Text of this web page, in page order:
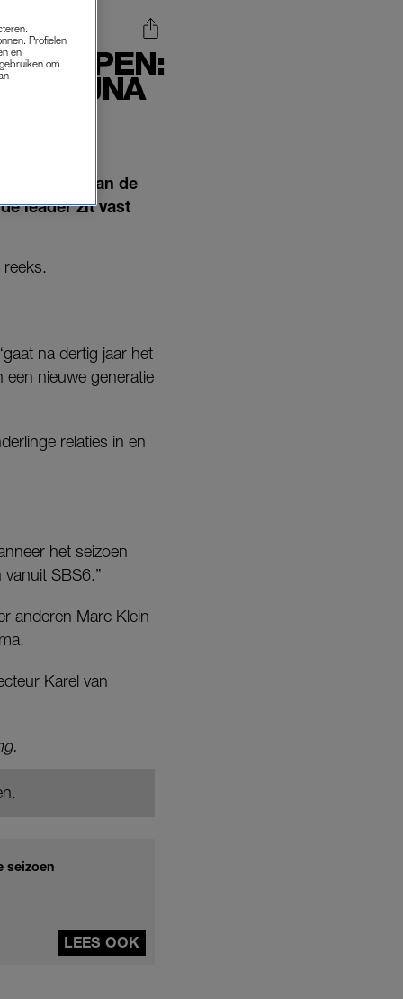
OPEN:
BIJNA
negentig aan de
leader zit vast
na dertig jaar het
nieuwe generatie
relaties in en
het seizoen
SBS6.”
anderen Marc Klein
Karel van
seizoen
LEES OOK
Profielen
en
om